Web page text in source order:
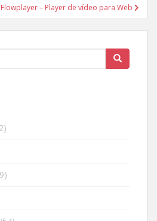
Flowplayer – Player de vídeo para Web